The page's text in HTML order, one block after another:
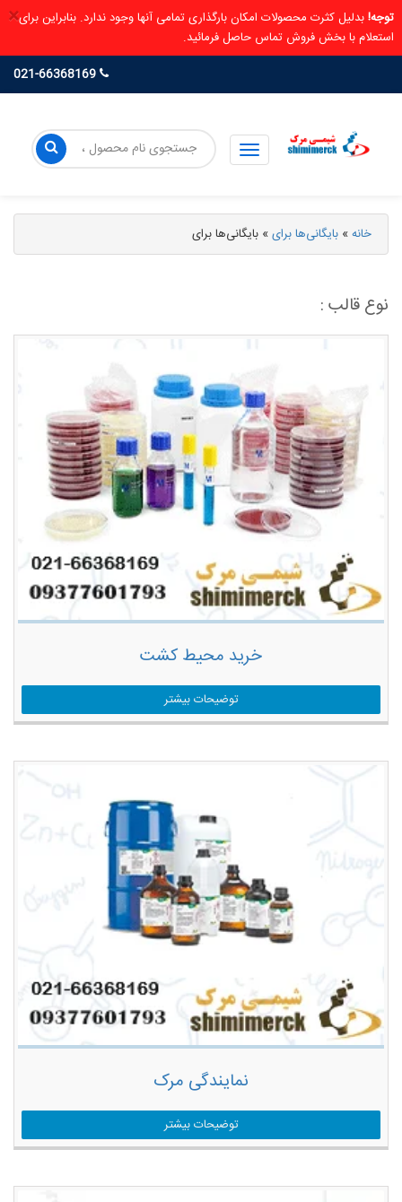
× توجه!بدلیل کثرت محصولات امکان بارگذاری تمامی آنها وجود ندارد. بنابراین برای
استعلام با بخش فروش تماس حاصل فرمائید.
خانه» بایگانی‌ها برای» بایگانی‌ها برای
نوع قالب :
خرید محیط کشت
توضیحات بیشتر
نمایندگی مرک
توضیحات بیشتر